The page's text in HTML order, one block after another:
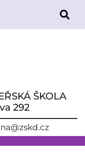
ŠKOLA
292